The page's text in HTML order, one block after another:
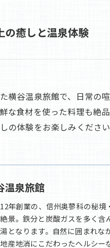
の癒しと温泉体験
横谷温泉旅館で、日常の
な食材を使った料理も絶
の体験をお楽しみください
温泉旅館
年創業の、信州奥蓼科の秘
景。鉄分と炭酸ガスを多く
となります。自然に囲まれな
産地消にこだわったヘルシー